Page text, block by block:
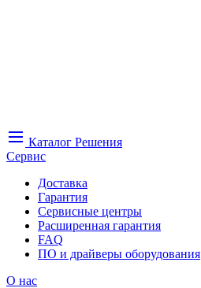
Каталог Решения
Сервис
Доставка
Гарантия
Сервисные центры
Расширенная гарантия
FAQ
ПО и драйверы оборудования
О нас